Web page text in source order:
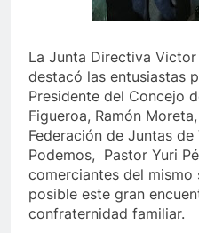
La Junta Directiva
destacó las entusiastas
Presidente del Concejo
Figueroa, Ramón
Federación de Juntas
Podemos, Pastor Yuri
comerciantes del
posible este gran
confraternidad familiar.